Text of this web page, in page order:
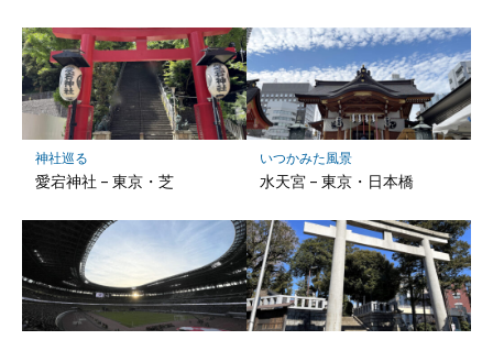
神社巡る
愛宕神社 – 東京・芝
いつかみた風景
水天宮 – 東京・日本橋